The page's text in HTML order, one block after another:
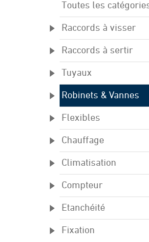
Toutes les
Raccords à visser
Raccords à sertir
Tuyaux
Robinets & Vannes
Flexibles
Chauffage
Climatisation
Compteur
Etanchéité
Fixation